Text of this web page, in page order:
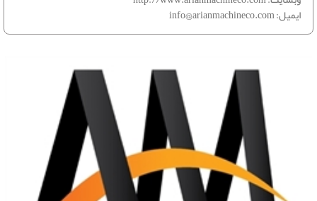
ایمیل:info@arianmachineco.com